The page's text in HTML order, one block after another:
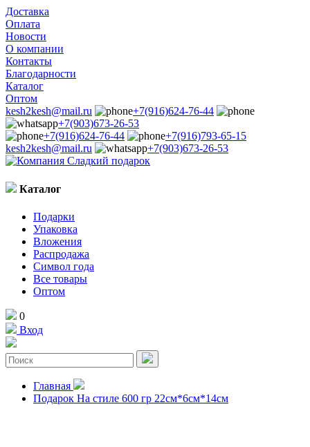
Доставка
Оплата
Новости
О компании
Контакты
Благодарности
Каталог
Оптом
kesh2kesh@mail.ru
+7(916)624-76-44
+7(903)673-26-53
+7(916)624-76-44
+7(916)793-65-15
kesh2kesh@mail.ru
+7(903)673-26-53
Каталог
Подарки
Упаковка
Вложения
Распродажа
Символ года
Все товары
Оптом
0
Вход
Главная
Подарок На стиле 600 гр 22см*6см*14см